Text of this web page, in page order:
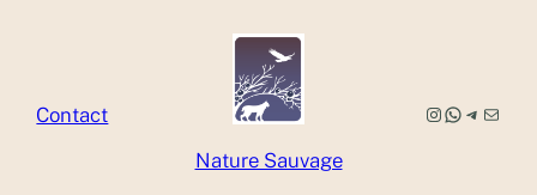
Contact
Nature Sauvage
Instagram WhatsApp Telegram E-mail